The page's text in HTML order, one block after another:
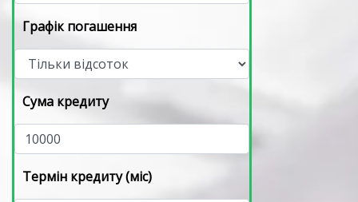
Графік погашення
Сума кредиту
Термін кредиту (міс)